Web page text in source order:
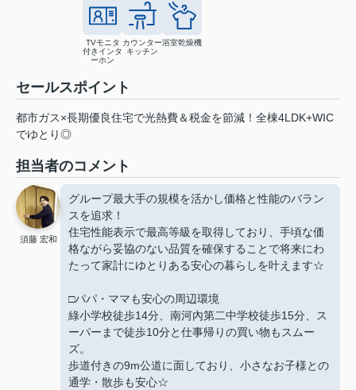
TVモニタ
付きインタ
ーホン
カウンター
キッチン
浴室乾燥機
セールスポイント
都市ガス×長期優良住宅で光熱費＆税金を節減！全棟4LDK+WIC
でゆとり◎
担当者のコメント
須藤 宏和
グループ最大手の規模を活かし価格と性能のバラン
スを追求！
住宅性能表示で最高等級を取得しており、手頃な価
格ながら妥協のない品質を確保することで将来にわ
たって家計にゆとりある安心の暮らしを叶えます☆
□パパ・ママも安心の周辺環境
綠小学校徒歩14分、南河內第二中学校徒歩15分、ス
ーパーまで徒歩10分と仕事帰りの買い物もスムー
ズ。
歩道付きの9m公道に面しており、小さなお子様との
通学・散歩も安心☆